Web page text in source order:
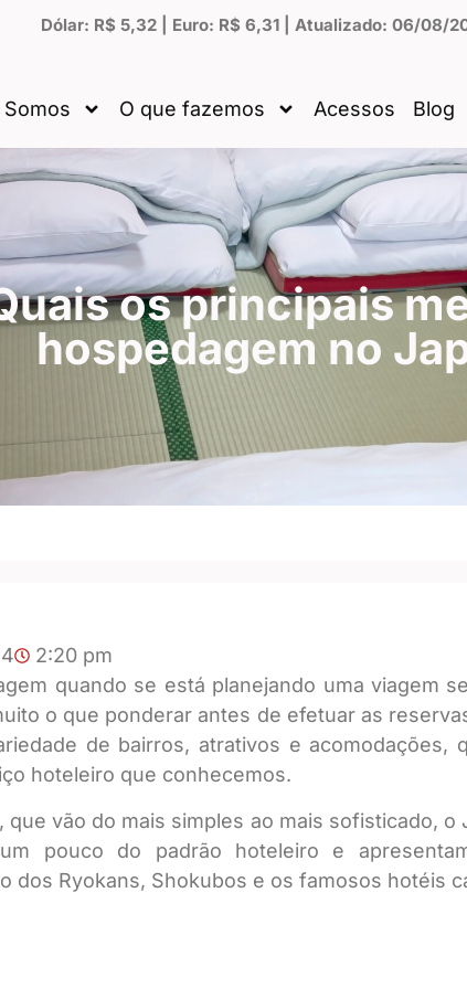
Dólar: R$ 5,32 | Euro: R$ 6,31 | Atualizado: 06/08/
O que fazemos Acessos Blog
os principais
hospedagem no
2:20 pm
quando se está planejando uma viagem
o que ponderar antes de efetuar as
de bairros, atrativos e
hoteleiro que conhecemos.
que vão do mais simples ao mais sofisticado,
pouco do padrão hoteleiro e
dos Ryokans, Shokubos e os famosos hotéis